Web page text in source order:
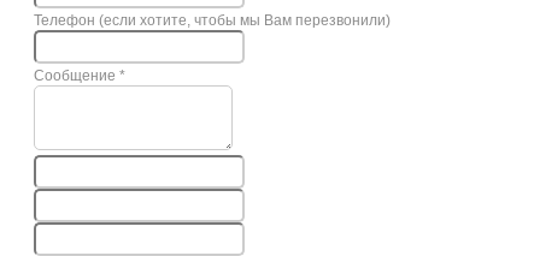
Телефон (если хотите, чтобы мы Вам перезвонили)
Сообщение *